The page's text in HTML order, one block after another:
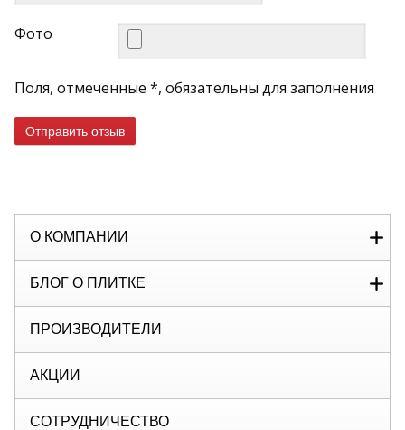
Фото
Поля, отмеченные *, обязательны для заполнения
Отправить отзыв
О КОМПАНИИ
БЛОГ О ПЛИТКЕ
ПРОИЗВОДИТЕЛИ
АКЦИИ
СОТРУДНИЧЕСТВО